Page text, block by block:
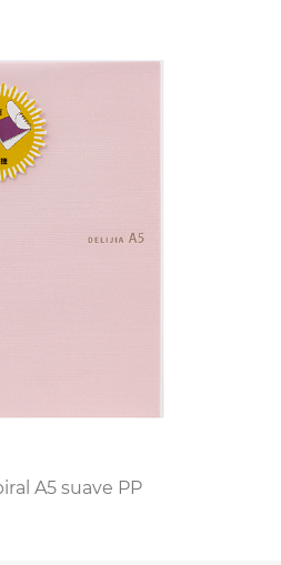
a la pantalla. El
encuadernado en
desean reducir el ritmo y
más intencional y
de estos diarios radica en
no solo es funcional
de arte, hecho de cuero
de papel de primera
diario
personalizado es la
personalizar el
A5 suave PP